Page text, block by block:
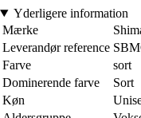
Yderligere information
Mærke
Leverandør reference
Farve
sort
Dominerende farve
Sort
Køn